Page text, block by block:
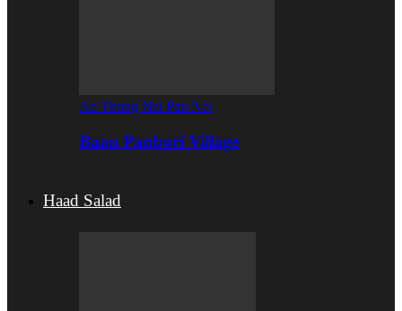
Ao Thong Nai Pan Noi
Baan Panburi Village
Haad Salad